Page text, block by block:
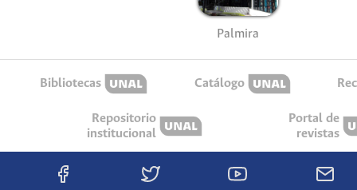
Palmira
Bibliotecas Catálogo
Repositorio
institucional
Portal de
revistas